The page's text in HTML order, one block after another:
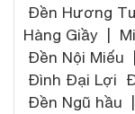
Đền Hương
Hàng Giầy |
Đền Nội Miếu
Đình Đại Lợi
Đền Ngũ hầu